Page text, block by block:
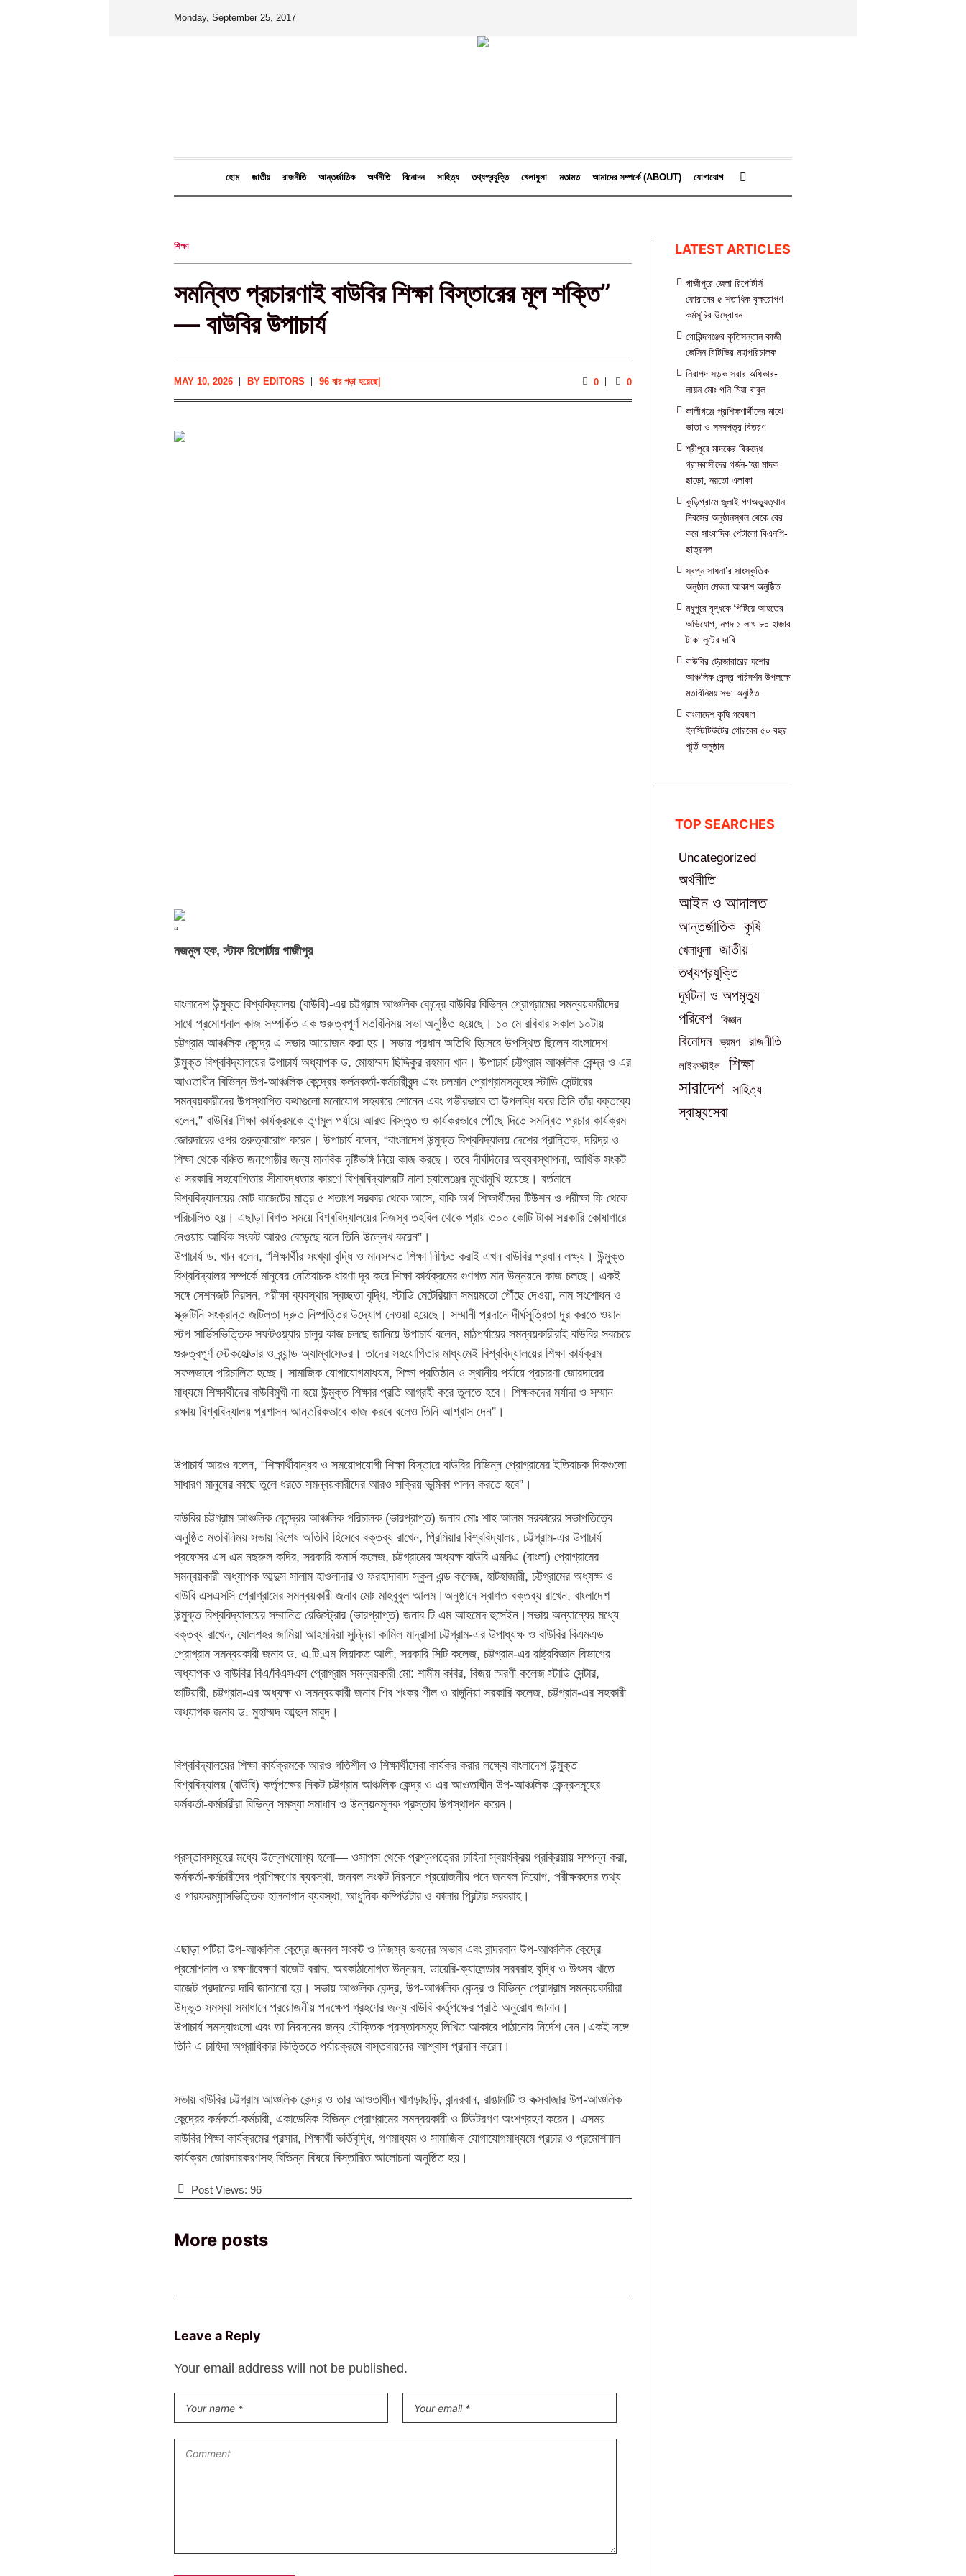
Monday, September 25, 2017
হোম জাতীয় রাজনীতি আন্তর্জাতিক অর্থনীতি বিনোদন সাহিত্য তথ্যপ্রযুক্তি খেলাধুলা মতামত আমাদের সম্পর্কে (ABOUT) যোগাযোগ
শিক্ষা
সমন্বিত প্রচারণাই বাউবির শিক্ষা বিস্তারের মূল শক্তি”
— বাউবির উপাচার্য
MAY 10, 2026 BY EDITORS |
96 বার পড়া হয়েছে 0 0
“
নজমুল হক, স্টাফ রিপোর্টার গাজীপুর
বাংলাদেশ উন্মুক্ত বিশ্ববিদ্যালয় (বাউবি)-এর চট্টগ্রাম আঞ্চলিক কেন্দ্রে বাউবির বিভিন্ন প্রোগ্রামের সমন্বয়কারীদের
সাথে প্রমোশনাল কাজ সম্পর্কিত এক গুরুত্বপূর্ণ মতবিনিময় সভা অনুষ্ঠিত হয়েছে। ১০ মে রবিবার সকাল ১০টায়
চট্টগ্রাম আঞ্চলিক কেন্দ্রে এ সভার আয়োজন করা হয়। সভায় প্রধান অতিথি হিসেবে উপস্থিত ছিলেন বাংলাদেশ
উন্মুক্ত বিশ্ববিদ্যালয়ের উপাচার্য অধ্যাপক ড. মোহাম্মদ ছিদ্দিকুর রহমান খান। উপাচার্য চট্টগ্রাম আঞ্চলিক কেন্দ্র ও এর
আওতাধীন বিভিন্ন উপ-আঞ্চলিক কেন্দ্রের কর্লমকর্তা-কর্মচারীবৃন্দ এবং চলমান প্রোগ্রামসমূহের স্টাডি সেন্টারের
সমন্বয়কারীদের উপস্থাপিত কথাগুলো মনোযোগ সহকারে শোনেন এবং গভীরভাবে তা উপলব্ধি করে তিনি তাঁর বক্তব্যে
বলেন,” বাউবির শিক্ষা কার্যক্রমকে তৃণমূল পর্যায়ে আরও বিস্তৃত ও কার্যকরভাবে পৌঁছে দিতে সমন্বিত প্রচার কার্যক্রম
জোরদারের ওপর গুরুত্বারোপ করেন। উপাচার্য বলেন, “বাংলাদেশ উন্মুক্ত বিশ্ববিদ্যালয় দেশের প্রান্তিক, দরিদ্র ও
শিক্ষা থেকে বঞ্চিত জনগোষ্ঠীর জন্য মানবিক দৃষ্টিভঙ্গি নিয়ে কাজ করছে। তবে দীর্ঘদিনের অব্যবস্থাপনা, আর্থিক সংকট
ও সরকারি সহযোগিতার সীমাবদ্ধতার কারণে বিশ্ববিদ্যালয়টি নানা চ্যালেঞ্জের মুখোমুখি হয়েছে। বর্তমানে
বিশ্ববিদ্যালয়ের মোট বাজেটের মাত্র ৫ শতাংশ সরকার থেকে আসে, বাকি অর্থ শিক্ষার্থীদের টিউশন ও পরীক্ষা ফি থেকে
পরিচালিত হয়। এছাড়া বিগত সময়ে বিশ্ববিদ্যালয়ের নিজস্ব তহবিল থেকে প্রায় ৩০০ কোটি টাকা সরকারি কোষাগারে
নেওয়ায় আর্থিক সংকট আরও বেড়েছে বলে তিনি উল্লেখ করেন”।
উপাচার্য ড. খান বলেন, “শিক্ষার্থীর সংখ্যা বৃদ্ধি ও মানসম্মত শিক্ষা নিশ্চিত করাই এখন বাউবির প্রধান লক্ষ্য। উন্মুক্ত
বিশ্ববিদ্যালয় সম্পর্কে মানুষের নেতিবাচক ধারণা দূর করে শিক্ষা কার্যক্রমের গুণগত মান উন্নয়নে কাজ চলছে। একই
সঙ্গে সেশনজট নিরসন, পরীক্ষা ব্যবস্থার স্বচ্ছতা বৃদ্ধি, স্টাডি মেটেরিয়াল সময়মতো পৌঁছে দেওয়া, নাম সংশোধন ও
স্ক্রুটিনি সংক্রান্ত জটিলতা দ্রুত নিষ্পত্তির উদ্যোগ নেওয়া হয়েছে। সম্মানী প্রদানে দীর্ঘসূত্রিতা দূর করতে ওয়ান
স্টপ সার্ভিসভিত্তিক সফটওয়্যার চালুর কাজ চলছে জানিয়ে উপাচার্য বলেন, মাঠপর্যায়ের সমন্বয়কারীরাই বাউবির সবচেয়ে
গুরুত্বপূর্ণ স্টেকহোল্ডার ও ব্র্যান্ড অ্যাম্বাসেডর। তাদের সহযোগিতার মাধ্যমেই বিশ্ববিদ্যালয়ের শিক্ষা কার্যক্রম
সফলভাবে পরিচালিত হচ্ছে। সামাজিক যোগাযোগমাধ্যম, শিক্ষা প্রতিষ্ঠান ও স্থানীয় পর্যায়ে প্রচারণা জোরদারের
মাধ্যমে শিক্ষার্থীদের বাউবিমুখী না হয়ে উন্মুক্ত শিক্ষার প্রতি আগ্রহী করে তুলতে হবে। শিক্ষকদের মর্যাদা ও সম্মান
রক্ষায় বিশ্ববিদ্যালয় প্রশাসন আন্তরিকভাবে কাজ করবে বলেও তিনি আশ্বাস দেন”।
উপাচার্য আরও বলেন, “শিক্ষার্থীবান্ধব ও সময়োপযোগী শিক্ষা বিস্তারে বাউবির বিভিন্ন প্রোগ্রামের ইতিবাচক দিকগুলো
সাধারণ মানুষের কাছে তুলে ধরতে সমন্বয়কারীদের আরও সক্রিয় ভূমিকা পালন করতে হবে”।
বাউবির চট্টগ্রাম আঞ্চলিক কেন্দ্রের আঞ্চলিক পরিচালক (ভারপ্রাপ্ত) জনাব মোঃ শাহ আলম সরকারের সভাপতিত্বে
অনুষ্ঠিত মতবিনিময় সভায় বিশেষ অতিথি হিসেবে বক্তব্য রাখেন, প্রিমিয়ার বিশ্ববিদ্যালয়, চট্টগ্রাম-এর উপাচার্য
প্রফেসর এস এম নছরুল কদির, সরকারি কমার্স কলেজ, চট্টগ্রামের অধ্যক্ষ বাউবি এমবিএ (বাংলা) প্রোগ্রামের
সমন্বয়কারী অধ্যাপক আব্দুস সালাম হাওলাদার ও ফরহাদাবাদ স্কুল এন্ড কলেজ, হাটহাজারী, চট্টগ্রামের অধ্যক্ষ ও
বাউবি এসএসসি প্রোগ্রামের সমন্বয়কারী জনাব মোঃ মাহবুবুল আলম।অনুষ্ঠানে স্বাগত বক্তব্য রাখেন, বাংলাদেশ
উন্মুক্ত বিশ্ববিদ্যালয়ের সম্মানিত রেজিস্ট্রার (ভারপ্রাপ্ত) জনাব টি এম আহমেদ হুসেইন।সভায় অন্যান্যের মধ্যে
বক্তব্য রাখেন, ষোলশহর জামিয়া আহমদিয়া সুন্নিয়া কামিল মাদ্রাসা চট্টগ্রাম-এর উপাধ্যক্ষ ও বাউবির বিএমএড
প্রোগ্রাম সমন্বয়কারী জনাব ড. এ.টি.এম লিয়াকত আলী, সরকারি সিটি কলেজ, চট্টগ্রাম-এর রাষ্ট্রবিজ্ঞান বিভাগের
অধ্যাপক ও বাউবির বিএ/বিএসএস প্রোগ্রাম সমন্বয়কারী মো: শামীম কবির, বিজয় স্মরণী কলেজ স্টাডি সেন্টার,
ভাটিয়ারী, চট্টগ্রাম-এর অধ্যক্ষ ও সমন্বয়কারী জনাব শিব শংকর শীল ও রাঙ্গুনিয়া সরকারি কলেজ, চট্টগ্রাম-এর সহকারী
অধ্যাপক জনাব ড. মুহাম্মদ আব্দুল মাবুদ।
বিশ্ববিদ্যালয়ের শিক্ষা কার্যক্রমকে আরও গতিশীল ও শিক্ষার্থীসেবা কার্যকর করার লক্ষ্যে বাংলাদেশ উন্মুক্ত
বিশ্ববিদ্যালয় (বাউবি) কর্তৃপক্ষের নিকট চট্টগ্রাম আঞ্চলিক কেন্দ্র ও এর আওতাধীন উপ-আঞ্চলিক কেন্দ্রসমূহের
কর্মকর্তা-কর্মচারীরা বিভিন্ন সমস্যা সমাধান ও উন্নয়নমূলক প্রস্তাব উপস্থাপন করেন।
প্রস্তাবসমূহের মধ্যে উল্লেখযোগ্য হলো— ওসাপস থেকে প্রশ্নপত্রের চাহিদা স্বয়ংক্রিয় প্রক্রিয়ায় সম্পন্ন করা,
কর্মকর্তা-কর্মচারীদের প্রশিক্ষণের ব্যবস্থা, জনবল সংকট নিরসনে প্রয়োজনীয় পদে জনবল নিয়োগ, পরীক্ষকদের তথ্য
ও পারফরম্যান্সভিত্তিক হালনাগাদ ব্যবস্থা, আধুনিক কম্পিউটার ও কালার প্রিন্টার সরবরাহ।
এছাড়া পটিয়া উপ-আঞ্চলিক কেন্দ্রে জনবল সংকট ও নিজস্ব ভবনের অভাব এবং বান্দরবান উপ-আঞ্চলিক কেন্দ্রে
প্রমোশনাল ও রক্ষণাবেক্ষণ বাজেট বরাদ্দ, অবকাঠামোগত উন্নয়ন, ডায়েরি-ক্যালেন্ডার সরবরাহ বৃদ্ধি ও উৎসব খাতে
বাজেট প্রদানের দাবি জানানো হয়। সভায় আঞ্চলিক কেন্দ্র, উপ-আঞ্চলিক কেন্দ্র ও বিভিন্ন প্রোগ্রাম সমন্বয়কারীরা
উদ্ভূত সমস্যা সমাধানে প্রয়োজনীয় পদক্ষেপ গ্রহণের জন্য বাউবি কর্তৃপক্ষের প্রতি অনুরোধ জানান।
উপাচার্য সমস্যাগুলো এবং তা নিরসনের জন্য যৌক্তিক প্রস্তাবসমূহ লিখিত আকারে পাঠানোর নির্দেশ দেন।একই সঙ্গে
তিনি এ চাহিদা অগ্রাধিকার ভিত্তিতে পর্যায়ক্রমে বাস্তবায়নের আশ্বাস প্রদান করেন।
সভায় বাউবির চট্টগ্রাম আঞ্চলিক কেন্দ্র ও তার আওতাধীন খাগড়াছড়ি, বান্দরবান, রাঙামাটি ও কক্সবাজার উপ-আঞ্চলিক
কেন্দ্রের কর্মকর্তা-কর্মচারী, একাডেমিক বিভিন্ন প্রোগ্রামের সমন্বয়কারী ও টিউটরগণ অংশগ্রহণ করেন। এসময়
বাউবির শিক্ষা কার্যক্রমের প্রসার, শিক্ষার্থী ভর্তিবৃদ্ধি, গণমাধ্যম ও সামাজিক যোগাযোগমাধ্যমে প্রচার ও প্রমোশনাল
কার্যক্রম জোরদারকরণসহ বিভিন্ন বিষয়ে বিস্তারিত আলোচনা অনুষ্ঠিত হয়।
Post Views: 96
More posts
Leave a Reply
Your email address will not be published.
LATEST ARTICLES
গাজীপুরে জেলা রিপোর্টার্স
ফোরামের ৫ শতাধিক বৃক্ষরোপণ
কর্মসূচির উদ্বোধন
গোবিন্দগঞ্জের কৃতিসন্তান কাজী
জেসিন বিটিভির মহাপরিচালক
নিরাপদ সড়ক সবার অধিকার-
লায়ন মোঃ গনি মিয়া বাবুল
কালীগঞ্জে প্রশিক্ষণার্থীদের মাঝে
ভাতা ও সনদপত্র বিতরণ
শ্রীপুরে মাদকের বিরুদ্ধে
গ্রামবাসীদের গর্জন-‘হয় মাদক
ছাড়ো, নয়তো এলাকা
কুড়িগ্রামে জুলাই গণঅভ্যুত্থান
দিবসের অনুষ্ঠানস্থল থেকে বের
করে সাংবাদিক পেটালো বিএনপি-
ছাত্রদল
স্বপ্ন সাধনা’র সাংস্কৃতিক
অনুষ্ঠান মেঘলা আকাশ অনুষ্ঠিত
মধুপুরে বৃদ্ধকে পিটিয়ে আহতের
অভিযোগ, নগদ ১ লাখ ৮০ হাজার
টাকা লুটের দাবি
বাউবির ট্রেজারারের যশোর
আঞ্চলিক কেন্দ্র পরিদর্শন উপলক্ষে
মতবিনিময় সভা অনুষ্ঠিত
বাংলাদেশ কৃষি গবেষণা
ইনস্টিটিউটের গৌরবের ৫০ বছর
পূর্তি অনুষ্ঠান
TOP SEARCHES
Uncategorized
অর্থনীতি
আইন ও আদালত
আন্তর্জাতিক কৃষি
খেলাধুলা জাতীয়
তথ্যপ্রযুক্তি
দূর্ঘটনা ও অপমৃত্যু
পরিবেশ বিজ্ঞান
বিনোদন ভ্রমণ রাজনীতি
লাইফস্টাইল শিক্ষা
সারাদেশ সাহিত্য
স্বাস্থ্যসেবা